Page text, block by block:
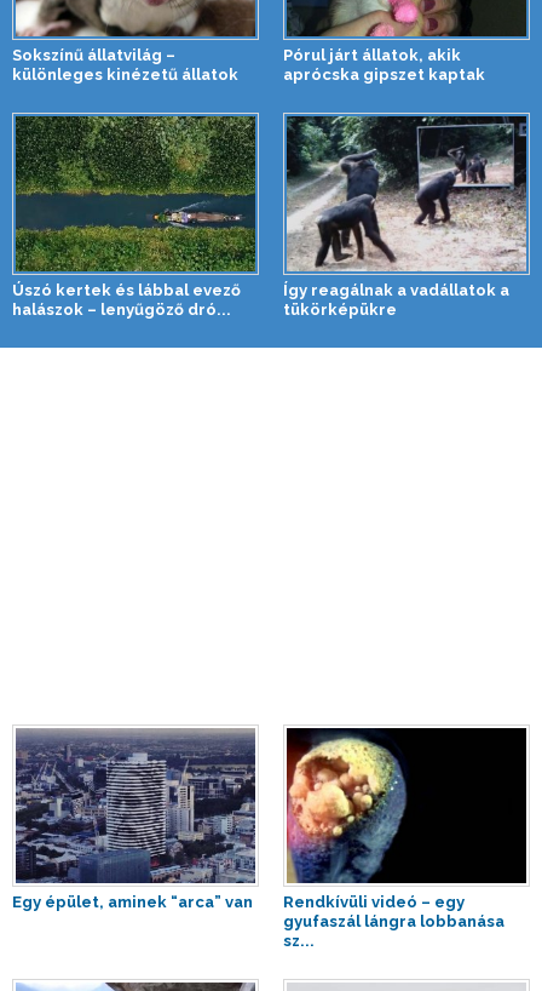
Sokszínű állatvilág –
különleges kinézetű állatok
Pórul járt állatok, akik
aprócska gipszet kaptak
Úszó kertek és lábbal evező
halászok – lenyűgöző dró...
Így reagálnak a vadállatok a
tükörképükre
Egy épület, aminek “arca” van
Rendkívüli videó – egy
gyufaszál lángra lobbanása
sz...